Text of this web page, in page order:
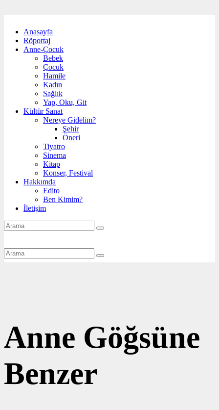
Anasayfa
Röportaj
Anne-Çocuk
Bebek
Çocuk
Hamile
Kadın
Sağlık
Yap, Oku, Git
Kültür Sanat
Nereye Gidelim?
Şehir
Öneri
Tiyatro
Sinema
Kitap
Konser, Festival
Hakkımda
Edito
Ben Kimim?
İletişim
Anne Göğsüne
Benzer